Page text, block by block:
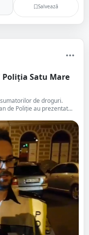
Salvează
Satu Mare
de droguri.
de Poliție au prezentat...